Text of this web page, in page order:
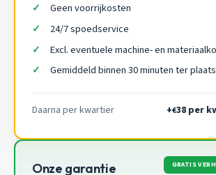
Geen voorrijkosten
24/7 spoedservice
Excl. eventuele machine- en
Gemiddeld binnen 30 minuten ter
Daarna per kwartier +€38 per
Onze garantie GRATIS